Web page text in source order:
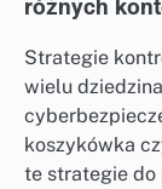
różnych
Strategie
wielu
koszykówka
te strategie do